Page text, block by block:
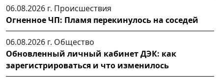
06.08.2026 г. Происшествия
Огненное ЧП: Пламя перекинулось на соседей
06.08.2026 г. Общество
Обновленный личный кабинет ДЭК: как
зарегистрироваться и что изменилось